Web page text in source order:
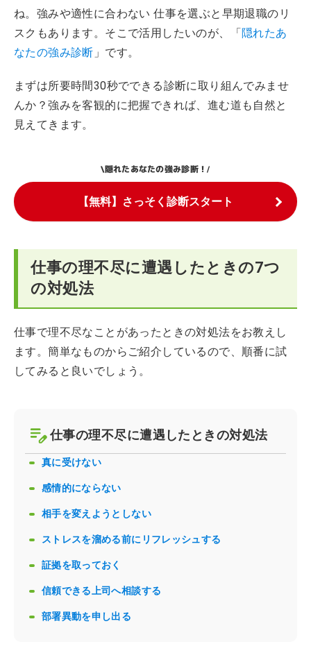
ね。強みや適性に合わない 仕事を選ぶと早期退職のリ
スクもあります。そこで活用したいのが、「隠れたあ
なたの強み診断 」です。
まずは所要時間30秒でできる診断に取り組んでみませ
んか？強みを客観的に把握できれば、進む道も自然と
見えてきます。
\隠れたあなたの強み診断！/
【無料】さっそく診断スタート
仕事の理不尽に遭遇したときの7つ
の対処法
仕事で理不尽なことがあったときの対処法をお教えし
ます。簡単なものからご紹介しているので、順番に試
してみると良いでしょう。
仕事の理不尽に遭遇したときの対処法
真に受けない
感情的にならない
相手を変えようとしない
ストレスを溜める前にリフレッシュする
証拠を取っておく
信頼できる上司へ相談する
部署異動を申し出る